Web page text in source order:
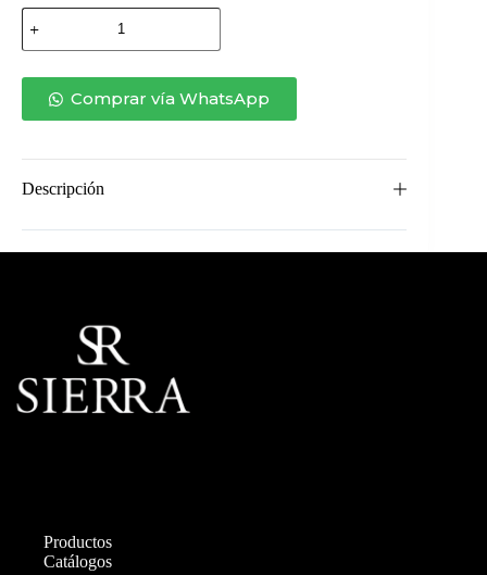
POLTRONA
DIJON
BRAZO
cantidadComprar vía WhatsApp
Descripción
Productos
Catálogos